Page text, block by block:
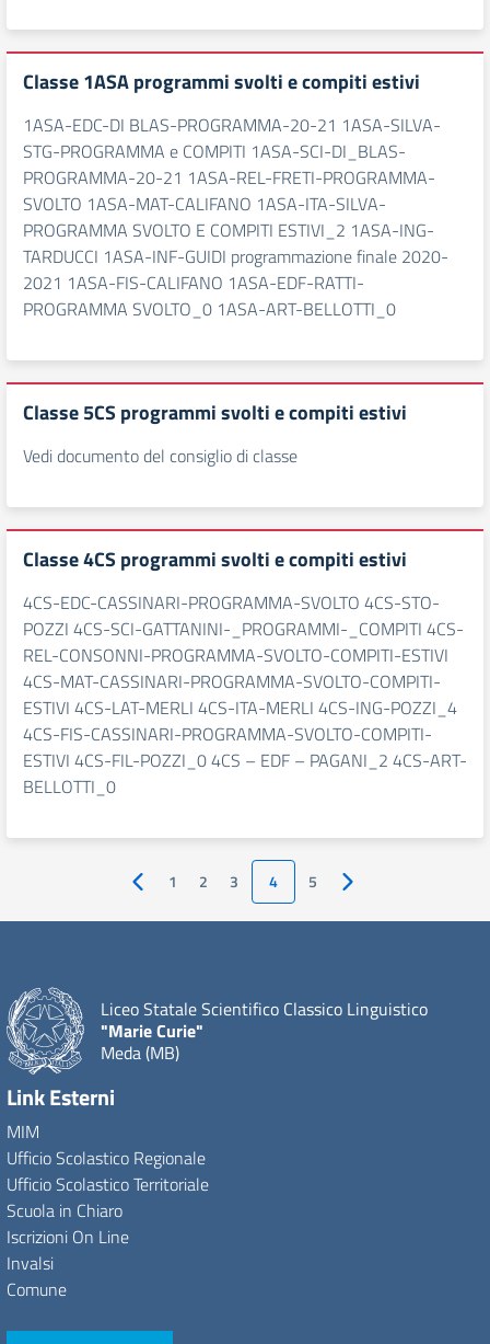
Classe 1ASA programmi svolti e compiti estivi
1ASA-EDC-DI BLAS-PROGRAMMA-20-21 1ASA-SILVA-
STG-PROGRAMMA e COMPITI 1ASA-SCI-DI_BLAS-
PROGRAMMA-20-21 1ASA-REL-FRETI-PROGRAMMA-
SVOLTO 1ASA-MAT-CALIFANO 1ASA-ITA-SILVA-
PROGRAMMA SVOLTO E COMPITI ESTIVI_2 1ASA-ING-
TARDUCCI 1ASA-INF-GUIDI programmazione finale 2020-
2021 1ASA-FIS-CALIFANO 1ASA-EDF-RATTI-
PROGRAMMA SVOLTO_0 1ASA-ART-BELLOTTI_0
Classe 5CS programmi svolti e compiti estivi
Vedi documento del consiglio di classe
Classe 4CS programmi svolti e compiti estivi
4CS-EDC-CASSINARI-PROGRAMMA-SVOLTO 4CS-STO-
POZZI 4CS-SCI-GATTANINI-_PROGRAMMI-_COMPITI 4CS-
REL-CONSONNI-PROGRAMMA-SVOLTO-COMPITI-ESTIVI
4CS-MAT-CASSINARI-PROGRAMMA-SVOLTO-COMPITI-
ESTIVI 4CS-LAT-MERLI 4CS-ITA-MERLI 4CS-ING-POZZI_4
4CS-FIS-CASSINARI-PROGRAMMA-SVOLTO-COMPITI-
ESTIVI 4CS-FIL-POZZI_0 4CS – EDF – PAGANI_2 4CS-ART-
BELLOTTI_0
Pagina precedente
1 2 3 4 5 Pagina successiva
Liceo Statale Scientifico Classico Linguistico
"Marie Curie"
Meda (MB)
Link Esterni
MIM
Ufficio Scolastico Regionale
Ufficio Scolastico Territoriale
Scuola in Chiaro
Iscrizioni On Line
Invalsi
Comune